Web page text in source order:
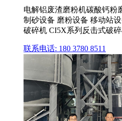
电解铝废渣磨粉机碳酸钙粉
制砂设备 磨粉设备 移动站
破碎机 CI5X系列反击式破碎
联系电话: 180 3780 8511